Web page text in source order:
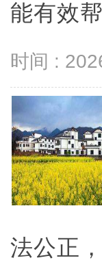
能有效
时间 :
法公正